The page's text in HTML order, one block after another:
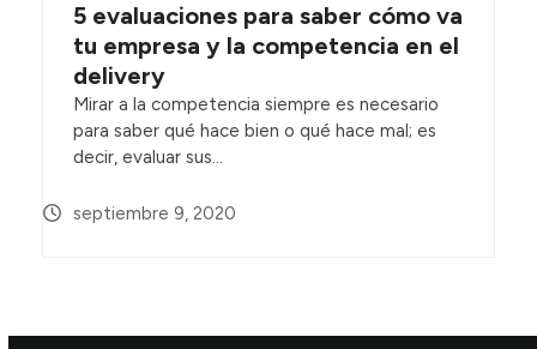
5 evaluaciones para saber cómo va
tu empresa y la competencia en el
delivery
Mirar a la competencia siempre es necesario
para saber qué hace bien o qué hace mal; es
decir, evaluar sus…
septiembre 9, 2020